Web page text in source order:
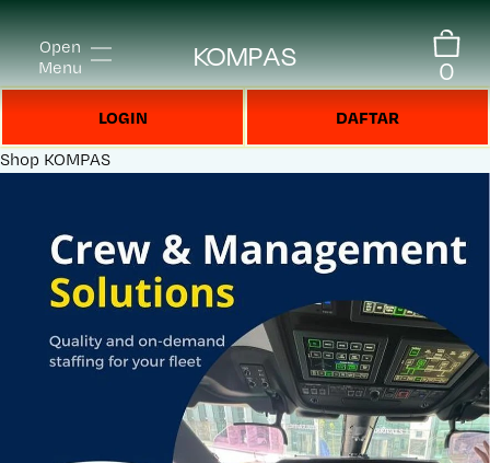
Open
Menu
KOMPAS 0
LOGIN DAFTAR
Shop KOMPAS